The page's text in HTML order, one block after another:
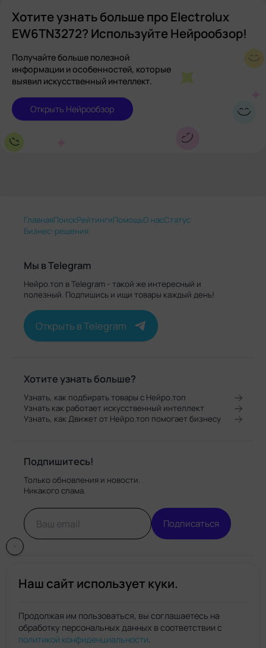
Хотите узнать больше про Electrolux
EW6TN3272? Используйте Нейрообзор!
Получайте больше полезной
информации и особенностей, которые
выявил искусственный интеллект.
Открыть Нейрообзор
ГлавнаяПоискРейтингиПомощьО насСтатус
Бизнес-решения
Мы в Telegram
Нейро.топ в Telegram - такой же интересный и
полезный. Подпишись и ищи товары каждый день!
Открыть в Telegram
Хотите узнать больше?
Узнать, как подбирать товары с Нейро.топ
Узнать как работает искусственный интеллект
Узнать, как Движет от Нейро.топ помогает бизнесу
Подпишитесь!
Только обновления и новости.
Никакого спама.
Подписаться
Нейро.топ
Наш сайт использует куки.
Продолжая им пользоваться, вы соглашаетесь на
обработку персональных данных в соответствии с
политикой конфиденциальности.